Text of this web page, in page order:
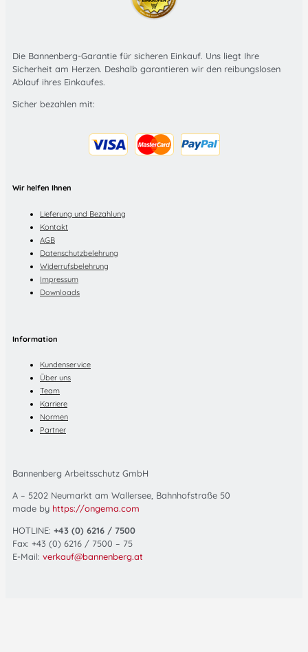
Die Bannenberg-Garantie für sicheren Einkauf. Uns liegt Ihre
Sicherheit am Herzen. Deshalb garantieren wir den reibungslosen
Ablauf ihres Einkaufes.
Sicher bezahlen mit:
Wir helfen Ihnen
Lieferung und Bezahlung
Kontakt
AGB
Datenschutzbelehrung
Widerrufsbelehrung
Impressum
Downloads
Information
Kundenservice
Über uns
Team
Karriere
Normen
Partner
Bannenberg Arbeitsschutz GmbH
A – 5202 Neumarkt am Wallersee, Bahnhofstraße 50
made by https://ongema.com
HOTLINE: +43 (0) 6216 / 7500
Fax: +43 (0) 6216 / 7500 – 75
E-Mail: verkauf@bannenberg.at